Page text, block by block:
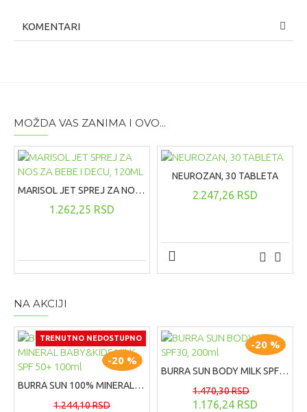
KOMENTARI
MOŽDA VAS ZANIMA I OVO...
MARISOL JET SPREJ ZA NOS ZA BEBE I DECU, 120ML
1.262,25 RSD
NEUROZAN, 30 TABLETA
2.247,26 RSD
NA AKCIJI
TRENUTNO NEDOSTUPNO
-20 %
BURRA SUN 100% MINERAL BABY&KIDS MILK SPF 50+ 100ml
1.244,10 RSD
-20 %
BURRA SUN BODY MILK SPF30, 200ml
1.176,24 RSD
1.470,30 RSD